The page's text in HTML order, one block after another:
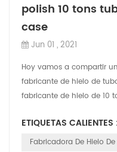
polish 10 tons
case
Jun 01 , 2021
Hoy vamos a compartir
fabricante de hielo de
fabricante de hielo de 10
ETIQUETAS CALIENTES
Fabricadora De Hielo